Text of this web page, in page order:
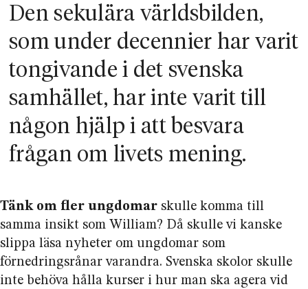
Den sekulära världsbilden,
som under decennier har varit
tongivande i det svenska
samhället, har inte varit till
någon hjälp i att besvara
frågan om livets mening.
Tänk om fler ungdomar skulle komma till
samma insikt som William? Då skulle vi kanske
slippa läsa nyheter om ungdomar som
förnedringsrånar varandra. Svenska skolor skulle
inte behöva hålla kurser i hur man ska agera vid